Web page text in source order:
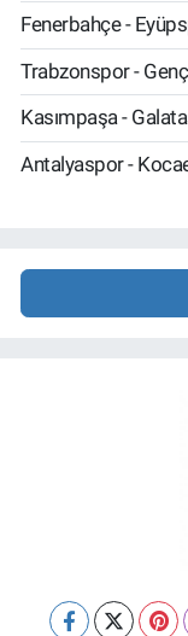
Fenerbahçe -
Trabzonspor -
Kasımpaşa -
Antalyaspor -